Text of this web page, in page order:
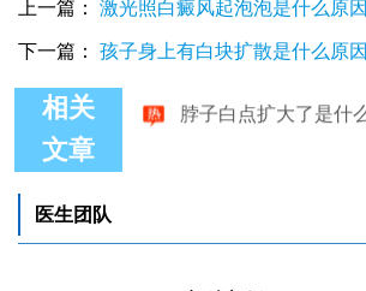
上一篇： 激光照白癜风起泡泡是什么原因
下一篇： 孩子身上有白块扩散是什么原因
相关
文章
医生团队